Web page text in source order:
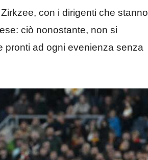
con i dirigenti che stanno
ciò nonostante, non si
pronti ad ogni evenienza senza